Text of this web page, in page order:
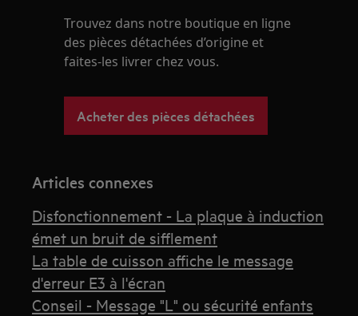
Trouvez dans notre boutique en ligne
des pièces détachées d’origine et
faites-les livrer chez vous.
Acheter des pièces détachées
Articles connexes
Disfonctionnement - La plaque à induction
émet un bruit de sifflement
La table de cuisson affiche le message
d'erreur E3 à l'écran
Conseil - Message "L" ou sécurité enfants